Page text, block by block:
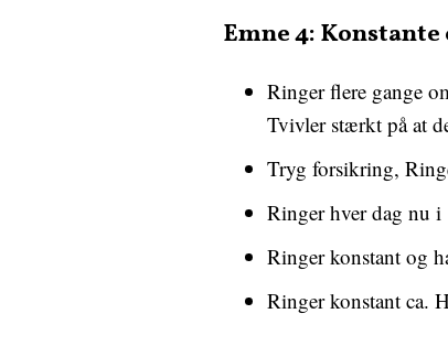
Emne 4:
Ringer flere gange
Tvivler stærkt på at
Tryg forsikring,
Ringer hver dag nu i
Ringer konstant og
Ringer konstant ca.